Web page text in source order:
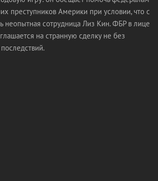
преступников Америки при условии, что с
неопытная сотрудница Лиз Кин. ФБР в лице
на странную сделку не без